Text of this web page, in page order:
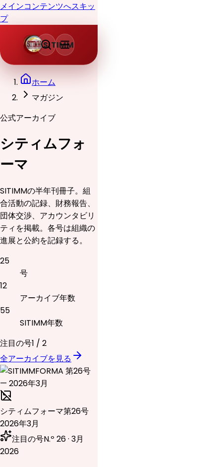
メインコンテンツへスキッ
プ
SITIMM
ホーム
マガジン
公式アーカイブ
シティムフォ
ーマ
SITIMMの半年刊冊子。組
合活動の記録、財務報告、
団体交渉、アカウンタビリ
ティを掲載。各号は組織の
進展と公約を記録する。
25
号
12
アーカイブ年数
55
SITIMM年数
注目の号1 / 2
全アーカイブを見る
シティムフォーマ第26号
2026年3月
注目の号N.º 26 · 3月
2026